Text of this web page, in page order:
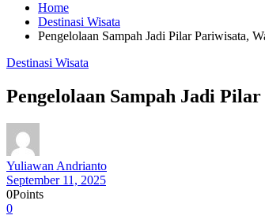
Home
Destinasi Wisata
Pengelolaan Sampah Jadi Pilar Pariwisata,
Destinasi Wisata
Pengelolaan Sampah Jadi
Yuliawan Andrianto
September 11, 2025
0Points
0